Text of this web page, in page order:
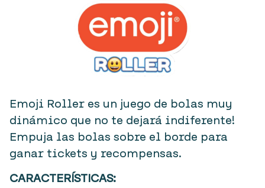
Emoji Roller es un juego de bolas muy
dinámico que no te dejará indiferente!
Empuja las bolas sobre el borde para
ganar tickets y recompensas.
CARACTERÍSTICAS: